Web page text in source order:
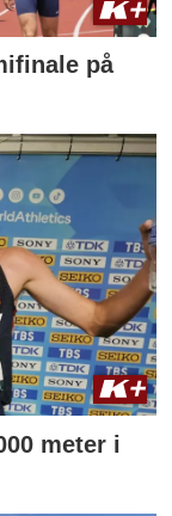
på
meter i